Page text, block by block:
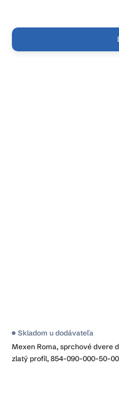
Mexen Roma, sprchové dvere
zlatý profil, 854-090-000-50-00
Skladom u dodávateľa